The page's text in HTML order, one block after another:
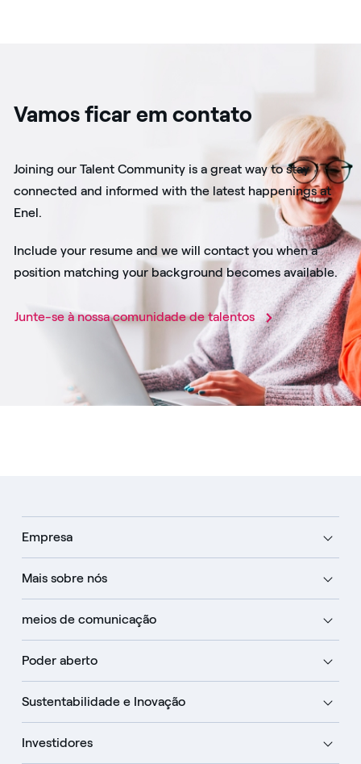
Vamos ficar em contato
Joining our Talent Community is a great way to stay
connected and informed with the latest happenings at
Enel.
Include your resume and we will contact you when a
position matching your background becomes available.
Junte-se à nossa comunidade de talentos
Empresa
Mais sobre nós
meios de comunicação
Poder aberto
Sustentabilidade e Inovação
Investidores